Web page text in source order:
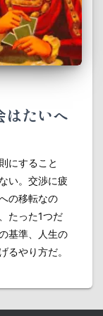
はたいへ
にすること
い。交渉に疲
の移転なの
たった1つだ
基準、人生の
るやり方だ。